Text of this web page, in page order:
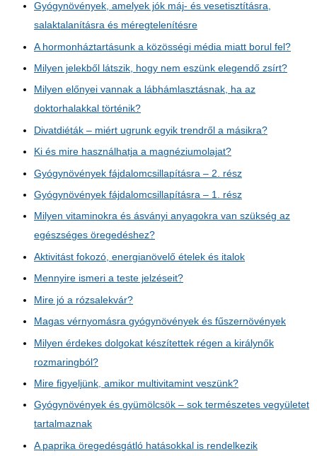
Gyógynövények, amelyek jók máj- és vesetisztításra,
salaktalanításra és méregtelenítésre
A hormonháztartásunk a közösségi média miatt borul fel?
Milyen jelekből látszik, hogy nem eszünk elegendő zsírt?
Milyen előnyei vannak a lábhámlasztásnak, ha az
doktorhalakkal történik?
Divatdiéták – miért ugrunk egyik trendről a másikra?
Ki és mire használhatja a magnéziumolajat?
Gyógynövények fájdalomcsillapításra – 2. rész
Gyógynövények fájdalomcsillapításra – 1. rész
Milyen vitaminokra és ásványi anyagokra van szükség az
egészséges öregedéshez?
Aktivitást fokozó, energianövelő ételek és italok
Mennyire ismeri a teste jelzéseit?
Mire jó a rózsalekvár?
Magas vérnyomásra gyógynövények és fűszernövények
Milyen érdekes dolgokat készítettek régen a királynők
rozmaringból?
Mire figyeljünk, amikor multivitamint veszünk?
Gyógynövények és gyümölcsök – sok természetes vegyületet
tartalmaznak
A paprika öregedésgátló hatásokkal is rendelkezik